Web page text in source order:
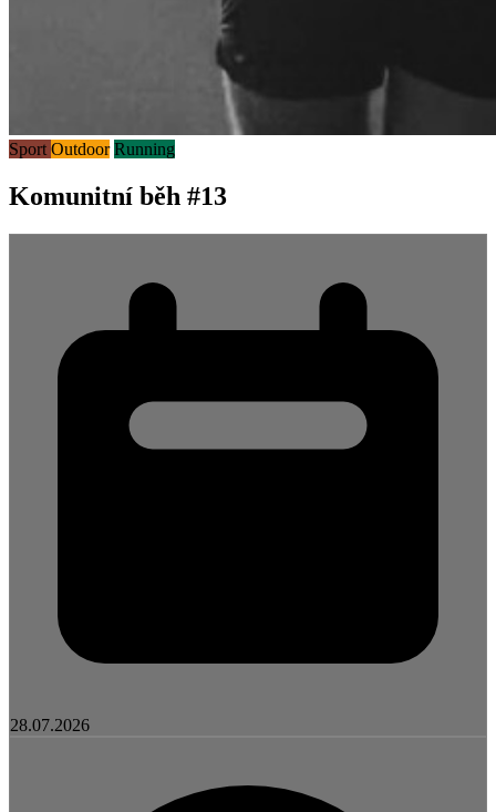
Sport Outdoor Running
Komunitní běh #13
28.07.2026